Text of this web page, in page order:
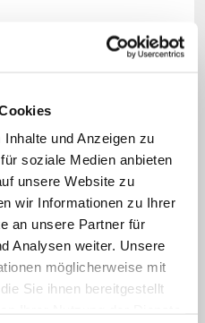
und Anzeigen zu
soziale Medien anbieten
unsere Website zu
wir Informationen zu Ihrer
an unsere Partner für
Analysen weiter. Unsere
möglicherweise mit
Sie ihnen bereitgestellt
kfd oder KDFB
Ich gehe aber
Denn ich halte es
in der Kirche
oder "drinnen"
"Maria 2.0"
sich in unseren
und die ein
sind. Wenn Sie